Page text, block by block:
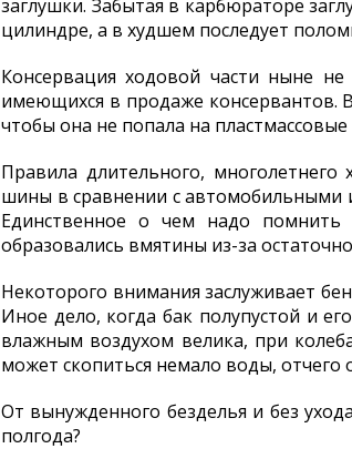
заглушки. Забытая в карбюраторе
цилиндре, а в худшем последует
Консервация ходовой части ныне
имеющихся в продаже консервантов.
чтобы она не попала на
Правила длительного,
шины в сравнении с автомобильными
Единственное о чем надо
образовались вмятины из-за
Некоторого внимания заслуживает
Иное дело, когда бак полупустой и
влажным воздухом велика, при
может скопиться немало воды, отчего
От вынужденного безделья и без
полгода?